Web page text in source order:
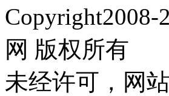
Copyright2008-
网 版权所有
未经许可，网